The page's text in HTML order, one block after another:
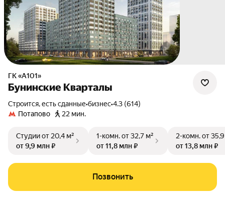
ГК «А101»
Бунинские Кварталы
Строится, есть сданные•бизнес•4.3 (614)
Потапово
22 мин.
Студииот 20,4 м²
от 9,9 млн ₽
1-комн.от 32,7 м²
от 11,8 млн ₽
2-комн.от
от 13,8 млн ₽
Позвонить